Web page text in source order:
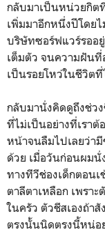
กลับมาเป็นหน่วยกิต
เพิ่มมาอีกหนึ่งปีโดย
บริษัทซอร์ฟแวร์รออ
เต็มตัว จนความฝันที่
เป็นรอยโหว่ในชีวิต
กลับมานั่งคิดดูถึงช่ว
ที่ไม่เป็นอย่างที่เรา
หน้าจนลืมไปเลยว่า
ด้วย เมื่อวันก่อนผมนั่
ทางทีวีช่องเด็กตอนเ
ตาลีตาเหลือก เพรา
ในครัว ตัวชีสเองถ้า
ตรงนั้นนิดตรงนี้หน่อ